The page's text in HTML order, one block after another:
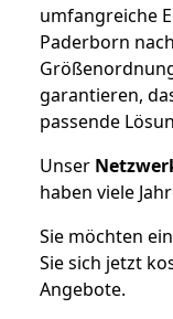
umfangreiche
Paderborn
garantieren,
passende
Unser
haben viele
Sie möchten
Sie sich jetzt
Angebote.